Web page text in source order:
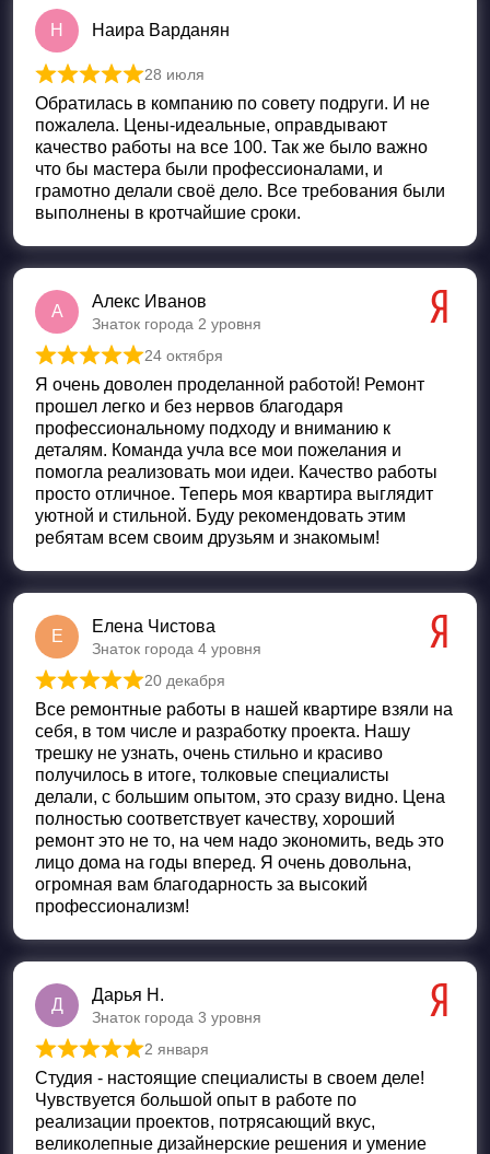
Н Наира Варданян
Оценка5 из 5
28 июля
Обратилась в компанию по совету подруги. И не
пожалела. Цены-идеальные, оправдывают
качество работы на все 100. Так же было важно
что бы мастера были профессионалами, и
грамотно делали своё дело. Все требования были
выполнены в кротчайшие сроки.
А
Алекс Иванов
Знаток города 2 уровня
Оценка 5 из 5
24 октября
Я очень доволен проделанной работой! Ремонт
прошел легко и без нервов благодаря
профессиональному подходу и вниманию к
деталям. Команда учла все мои пожелания и
помогла реализовать мои идеи. Качество работы
просто отличное. Теперь моя квартира выглядит
уютной и стильной. Буду рекомендовать этим
ребятам всем своим друзьям и знакомым!
Е
Елена Чистова
Знаток города 4 уровня
Оценка5 из 5
20 декабря
Все ремонтные работы в нашей квартире взяли на
себя, в том числе и разработку проекта. Нашу
трешку не узнать, очень стильно и красиво
получилось в итоге, толковые специалисты
делали, с большим опытом, это сразу видно. Цена
полностью соответствует качеству, хороший
ремонт это не то, на чем надо экономить, ведь это
лицо дома на годы вперед. Я очень довольна,
огромная вам благодарность за высокий
профессионализм!
Д
Дарья Н.
Знаток города 3 уровня
Оценка 5из 5
2 января
Студия - настоящие специалисты в своем деле!
Чувствуется большой опыт в работе по
реализации проектов, потрясающий вкус,
великолепные дизайнерские решения и умение